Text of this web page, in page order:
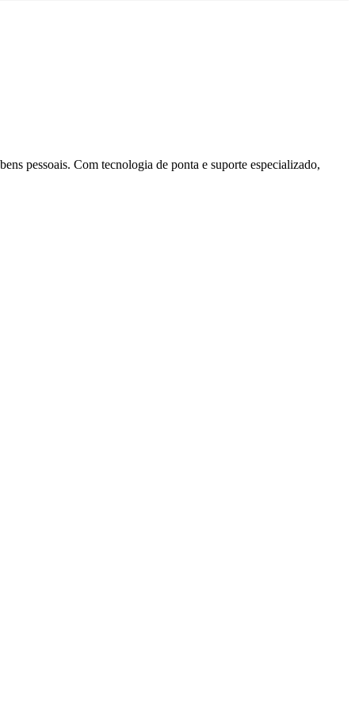
pessoais. Com tecnologia de ponta e suporte especializado,